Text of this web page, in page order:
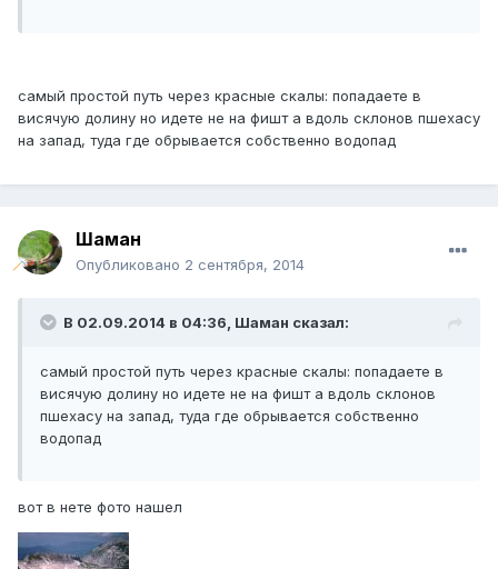
самый простой путь через красные скалы: попадаете в
висячую долину но идете не на фишт а вдоль склонов пшехасу
на запад, туда где обрывается собственно водопад
Шаман
Опубликовано 2 сентября, 2014
В 02.09.2014 в 04:36, Шаман сказал:
самый простой путь через красные скалы: попадаете в
висячую долину но идете не на фишт а вдоль склонов
пшехасу на запад, туда где обрывается собственно
водопад
вот в нете фото нашел